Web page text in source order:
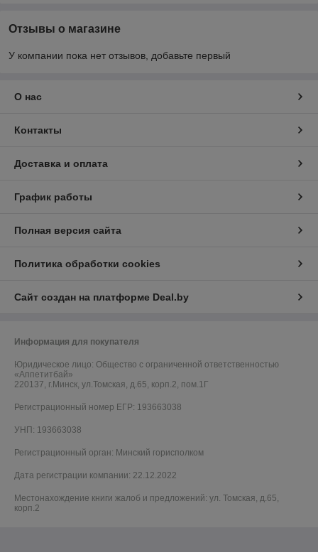
Отзывы о магазине
У компании пока нет отзывов, добавьте первый
О нас
Контакты
Доставка и оплата
График работы
Полная версия сайта
Политика обработки cookies
Сайт создан на платформе Deal.by
Информация для покупателя
Юридическое лицо: Общество с ограниченной ответственностью
«Аппетитбай»
220137, г.Минск, ул.Томская, д.65, корп.2, пом.1Г
Регистрационный номер ЕГР: 193663038
УНП: 193663038
Регистрационный орган: Минский горисполком
Дата регистрации компании: 22.12.2022
Местонахождение книги жалоб и предложений: ул. Томская, д.65,
корп.2